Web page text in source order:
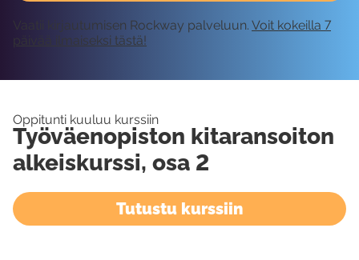
Vaatii kirjautumisen Rockway palveluun. Voit kokeilla 7
päivää ilmaiseksi tästä!
Oppitunti kuuluu kurssiin
Työväenopiston kitaransoiton
alkeiskurssi, osa 2
Tutustu kurssiin